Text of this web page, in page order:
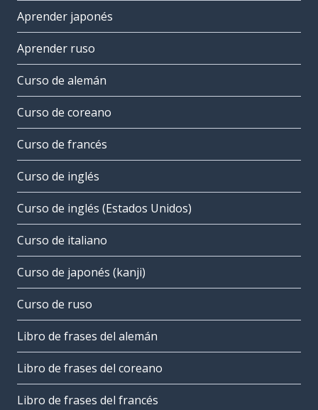
Aprender japonés
Aprender ruso
Curso de alemán
Curso de coreano
Curso de francés
Curso de inglés
Curso de inglés (Estados Unidos)
Curso de italiano
Curso de japonés (kanji)
Curso de ruso
Libro de frases del alemán
Libro de frases del coreano
Libro de frases del francés